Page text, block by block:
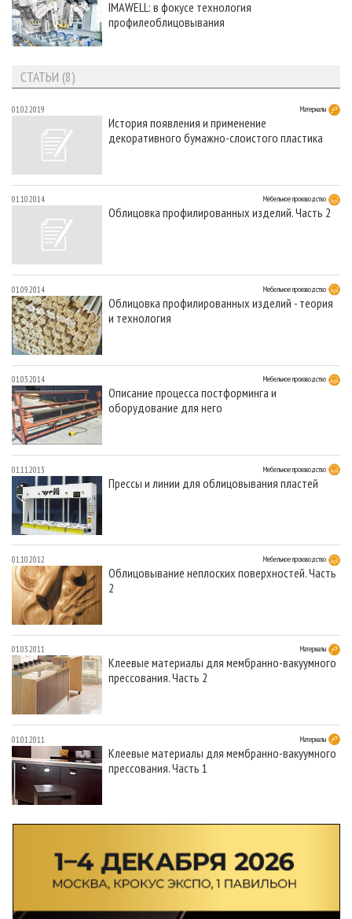
СУШКА ДРЕВЕСИНЫ
ПРОИЗВОДСТВО ДРЕВЕСНЫХ ПЛИТ
ПРОИЗВОДСТВО МЕБЕЛИ
БИОЭНЕРГЕТИКА
ЦБП
ПЕРСОНЫ
МОБИЛЬНЫЕ ВЫСТАВКИ
ПРИОРИТЕТНЫЕ ИНВЕСТПРОЕКТЫ
RUSSIAN FORESTRY REVIEW
ГАЗЕТА ЛЕСПРОМФОРУМ
КОНТАКТЫ
РЕКЛАМА
РЕКЛАМА НА САЙТЕ
IMAWELL: в фокусе технология
профилеоблицовывания
СТАТЬИ (8)
01.02.2019 Материалы
История появления и применение
декоративного бумажно-слоистого пластика
01.10.2014 Мебельное производство
Облицовка профилированных изделий. Часть 2
01.09.2014 Мебельное производство
Облицовка профилированных изделий - теория
и технология
01.03.2014 Мебельное производство
Описание процесса постформинга и
оборудование для него
01.11.2013 Мебельное производство
Прессы и линии для облицовывания пластей
01.10.2012 Мебельное производство
Облицовывание неплоских поверхностей. Часть
2
01.03.2011 Материалы
Клеевые материалы для мембранно-вакуумного
прессования. Часть 2
01.01.2011 Материалы
Клеевые материалы для мембранно-вакуумного
прессования. Часть 1